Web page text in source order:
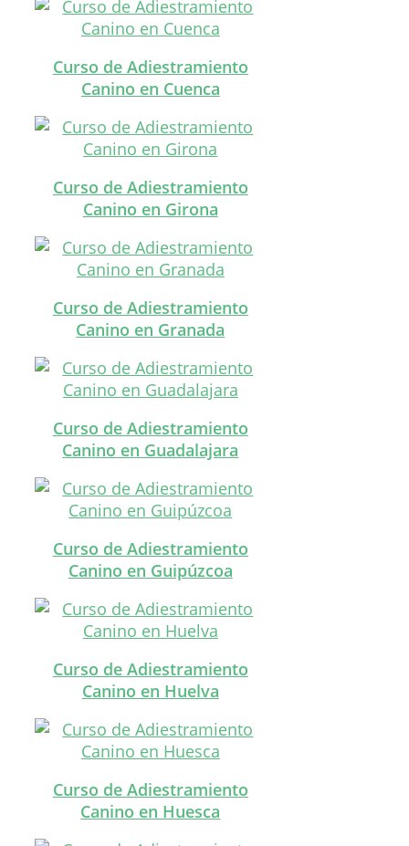
Curso de Adiestramiento
Canino en Cuenca
Curso de Adiestramiento
Canino en Girona
Curso de Adiestramiento
Canino en Granada
Curso de Adiestramiento
Canino en Guadalajara
Curso de Adiestramiento
Canino en Guipúzcoa
Curso de Adiestramiento
Canino en Huelva
Curso de Adiestramiento
Canino en Huesca